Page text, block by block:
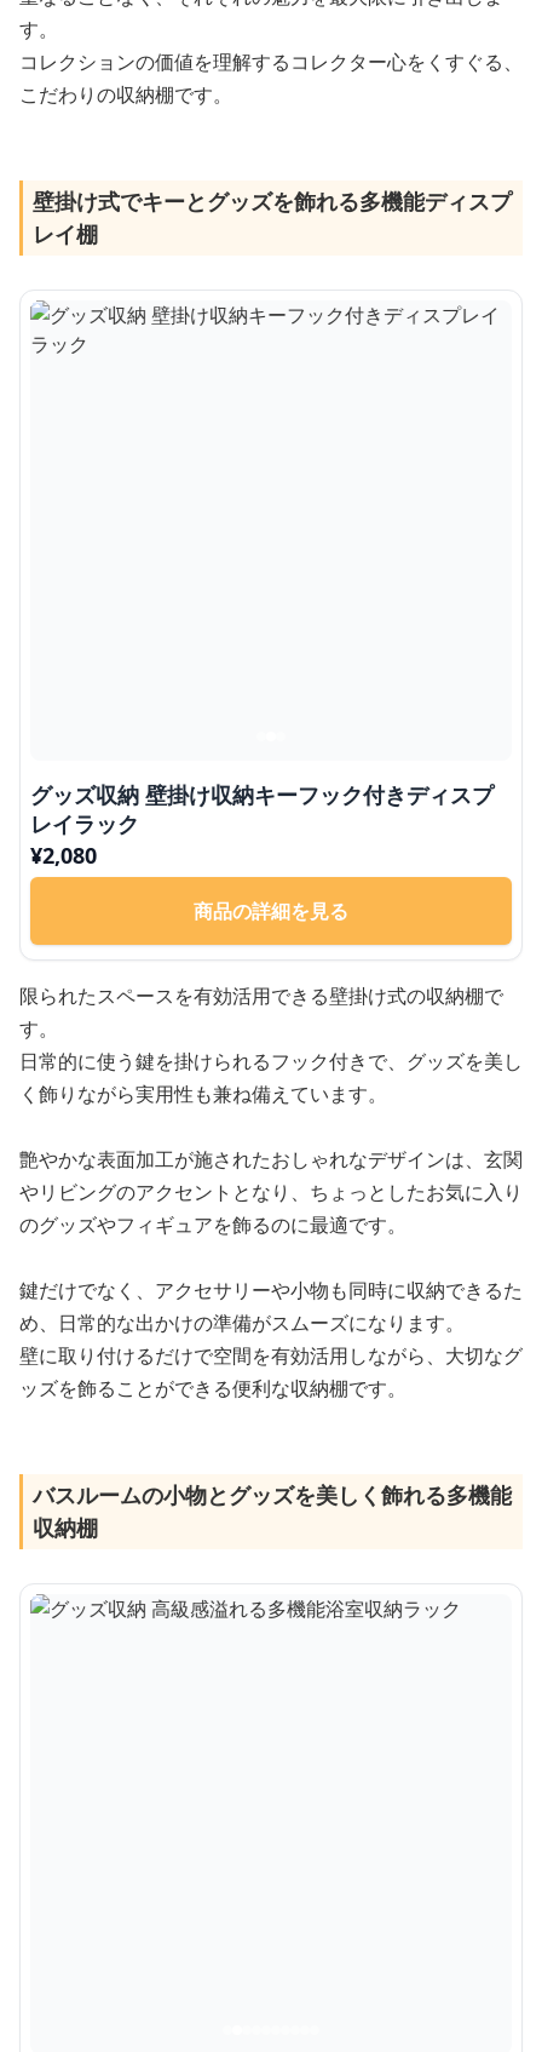
す。
コレクションの価値を理解するコレクター心をくすぐる、
こだわりの収納棚です。
壁掛け式でキーとグッズを飾れる多機能ディスプ
レイ棚
グッズ収納 壁掛け収納キーフック付きディスプ
レイラック
¥2,080
商品の詳細を見る
限られたスペースを有効活用できる壁掛け式の収納棚で
す。
日常的に使う鍵を掛けられるフック付きで、グッズを美し
く飾りながら実用性も兼ね備えています。
艶やかな表面加工が施されたおしゃれなデザインは、玄関
やリビングのアクセントとなり、ちょっとしたお気に入り
のグッズやフィギュアを飾るのに最適です。
鍵だけでなく、アクセサリーや小物も同時に収納できるた
め、日常的な出かけの準備がスムーズになります。
壁に取り付けるだけで空間を有効活用しながら、大切なグ
ッズを飾ることができる便利な収納棚です。
バスルームの小物とグッズを美しく飾れる多機能
収納棚